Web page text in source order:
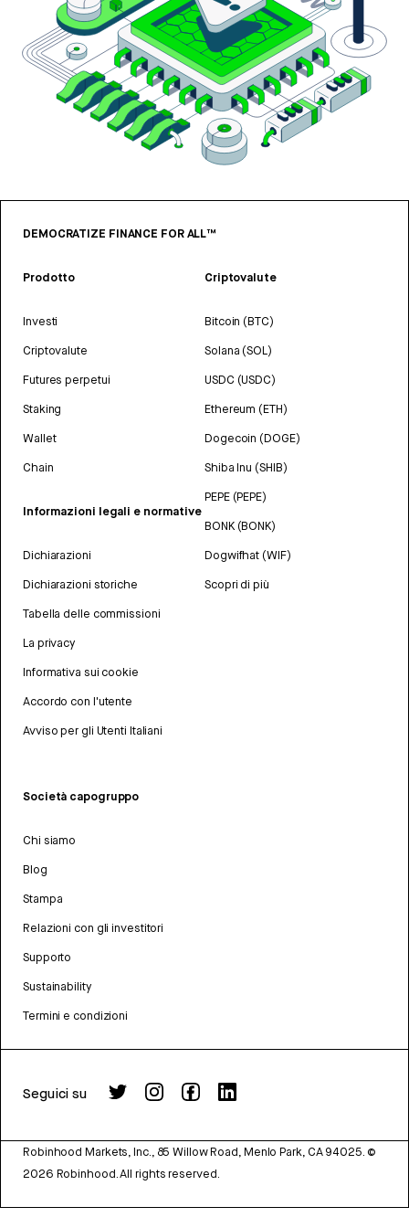
DEMOCRATIZE FINANCE FOR ALL™
Prodotto
Investi
Criptovalute
Futures perpetui
Staking
Wallet
Chain
Informazioni legali e normative
Dichiarazioni
Dichiarazioni storiche
Tabella delle commissioni
La privacy
Informativa sui cookie
Accordo con l'utente
Avviso per gli Utenti Italiani
Criptovalute
Bitcoin (BTC)
Solana (SOL)
USDC (USDC)
Ethereum (ETH)
Dogecoin (DOGE)
Shiba Inu (SHIB)
PEPE (PEPE)
BONK (BONK)
Dogwifhat (WIF)
Scopri di più
Società capogruppo
Chi siamo
Blog
Stampa
Relazioni con gli investitori
Supporto
Sustainability
Termini e condizioni
Seguici su
Robinhood Markets, Inc., 85 Willow Road, Menlo Park, CA 94025. ©
2026 Robinhood. All rights reserved.